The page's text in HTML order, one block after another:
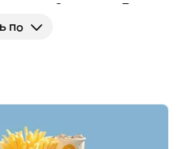
Снэки Пицца
по